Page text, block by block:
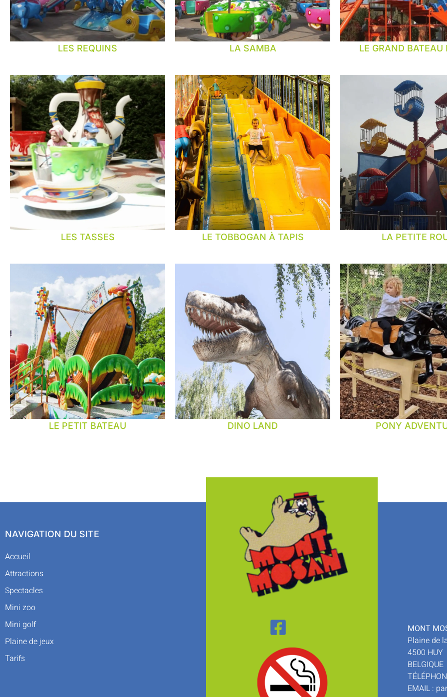
LES REQUINS LA SAMBA LE GRAND BATEAU
LES TASSES LE TOBBOGAN À TAPIS LA PETITE
LE PETIT BATEAU DINO LAND PONY
NAVIGATION DU SITE
Accueil
Attractions
Spectacles
Mini zoo
Mini golf
Plaine de jeux
Tarifs
MONT
Plaine de
4500 HUY
BELGIQUE
EMAIL :